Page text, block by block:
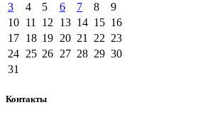
3
4 5 6 7 8
9
10 11 12 13 14 15 16
17 18 19 20 21 22 23
24 25 26 27 28 29 30
31
Контакты